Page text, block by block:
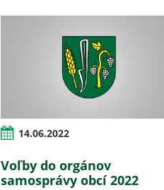
14.06.2022
Voľby do orgánov
samosprávy obcí 2022